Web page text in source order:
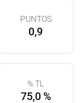
PUNTOS
0,9
% TL
75,0 %